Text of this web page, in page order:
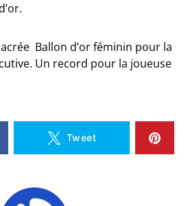
Ballon d’or féminin pour la
Un record pour la joueuse
Tweet